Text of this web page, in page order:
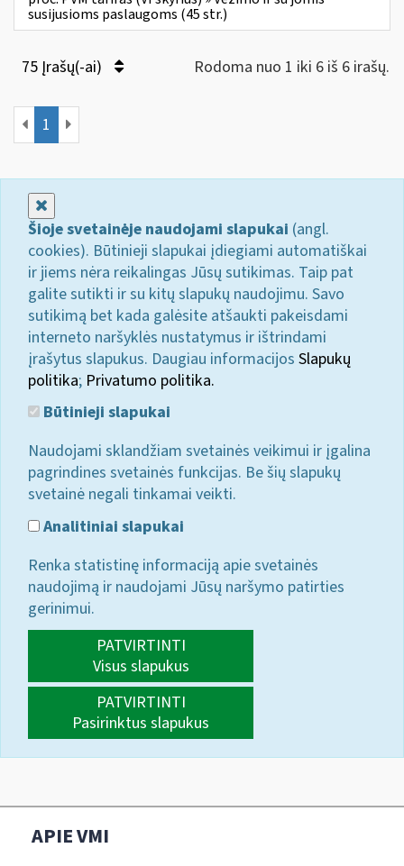
susijusioms paslaugoms (45 str.)
75 Įrašų(-ai) Rodoma nuo 1 iki 6 iš 6 irašų.
1
Šioje svetainėje naudojami slapukai (angl.
cookies). Būtinieji slapukai įdiegiami automatiškai
ir jiems nėra reikalingas Jūsų sutikimas. Taip pat
galite sutikti ir su kitų slapukų naudojimu. Savo
sutikimą bet kada galėsite atšaukti pakeisdami
interneto naršyklės nustatymus ir ištrindami
įrašytus slapukus. Daugiau informacijos Slapukų
politika; Privatumo politika.
Būtinieji slapukai
Naudojami sklandžiam svetainės veikimui ir įgalina
pagrindines svetainės funkcijas. Be šių slapukų
svetainė negali tinkamai veikti.
Analitiniai slapukai
Renka statistinę informaciją apie svetainės
naudojimą ir naudojami Jūsų naršymo patirties
gerinimui.
PATVIRTINTI
Visus slapukus
PATVIRTINTI
Pasirinktus slapukus
APIE VMI